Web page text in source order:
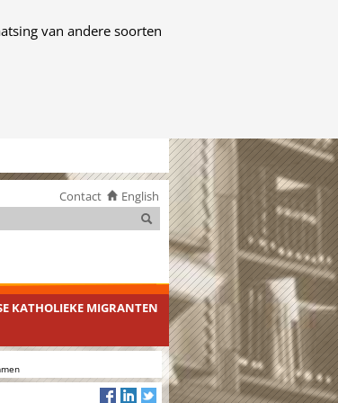
van andere soorten
Contact English
Zoeken
Zoeken
KATHOLIEKE MIGRANTEN